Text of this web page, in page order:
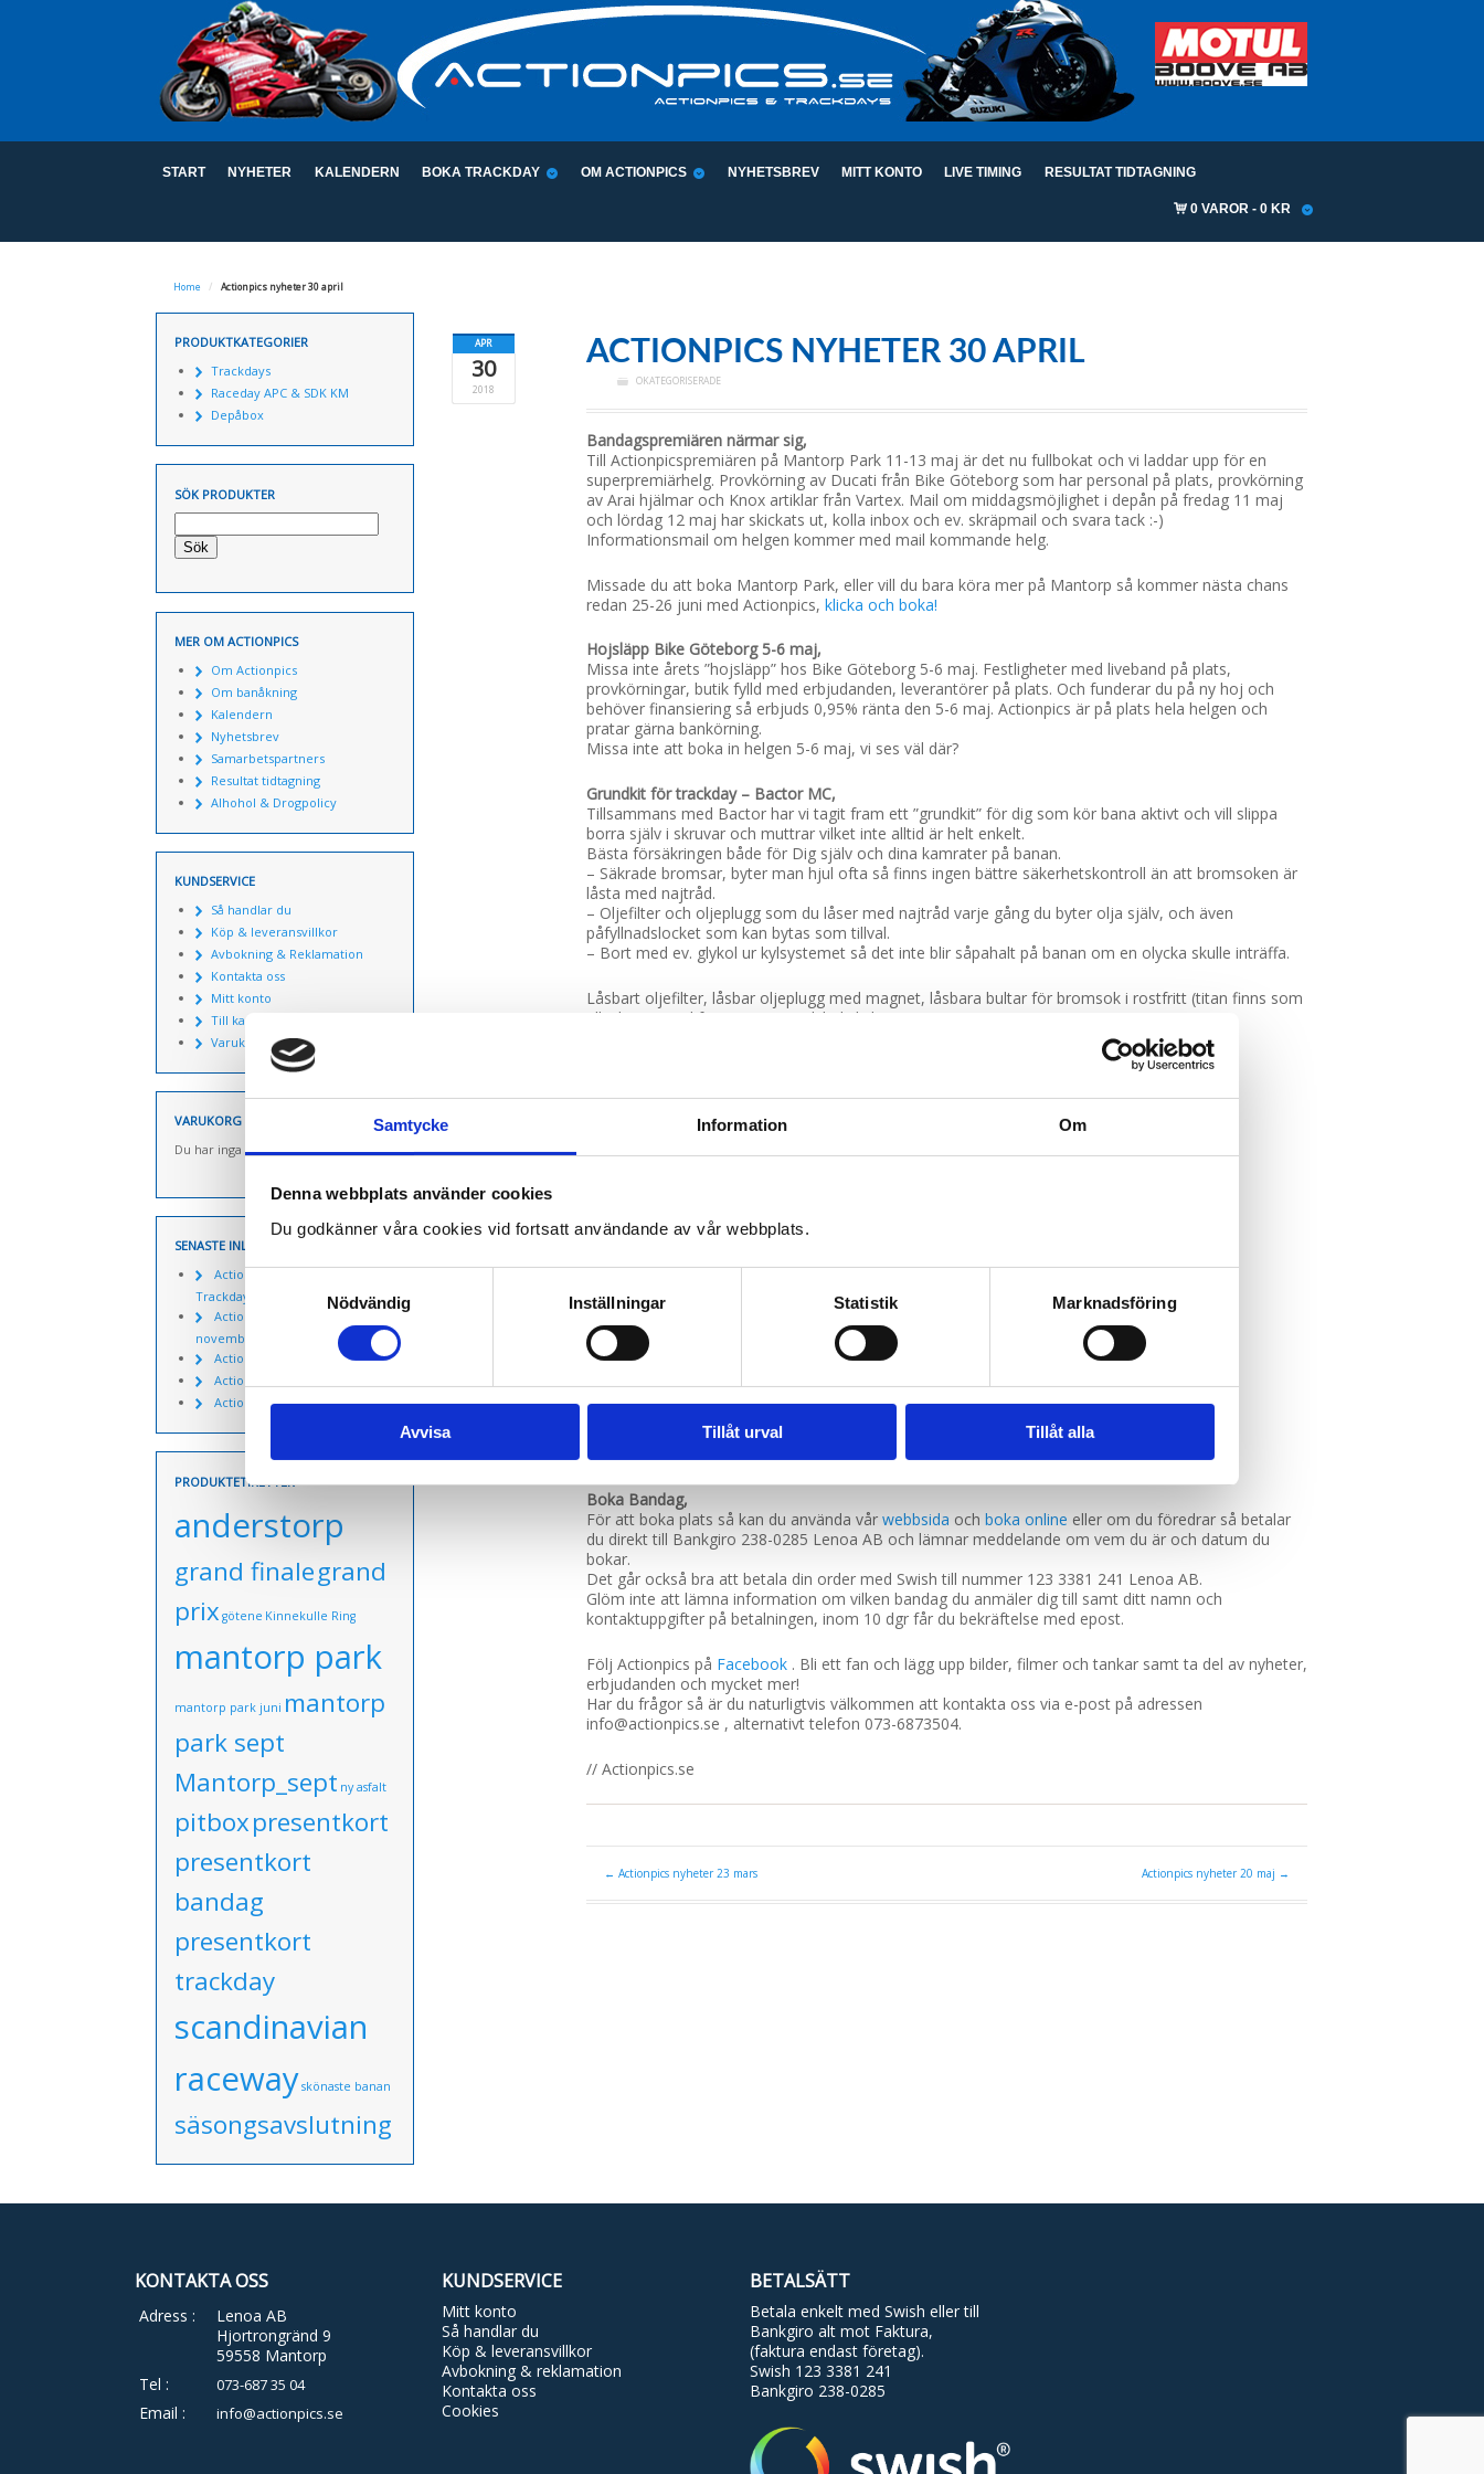
Samtycke Information Om
Denna webbplats använder cookies
Du godkänner våra cookies vid fortsatt användande av vår webbplats.
Nödvändig
Inställningar Statistik Marknadsföring
Avvisa Tillåt urval Tillåt alla
START NYHETER KALENDERN BOKA TRACKDAY OM ACTIONPICS NYHETSBREV MITT KONTO LIVE TIMING RESULTAT TIDTAGNING
0 VAROR 0 KR
Home / Actionpics nyheter 30 april
APR
30
2018
ACTIONPICS NYHETER 30 APRIL
OKATEGORISERADE
Bandagspremiären närmar sig,
Till Actionpicspremiären på Mantorp Park 11-13 maj är det nu fullbokat och vi laddar upp för en
superpremiärhelg. Provkörning av Ducati från Bike Göteborg som har personal på plats, provkörning
av Arai hjälmar och Knox artiklar från Vartex. Mail om middagsmöjlighet i depån på fredag 11 maj
och lördag 12 maj har skickats ut, kolla inbox och ev. skräpmail och svara tack :-)
Informationsmail om helgen kommer med mail kommande helg.
Missade du att boka Mantorp Park, eller vill du bara köra mer på Mantorp så kommer nästa chans
redan 25-26 juni med Actionpics,klicka och boka!
Hojsläpp Bike Göteborg 5-6 maj,
Missa inte årets ”hojsläpp” hos Bike Göteborg 5-6 maj. Festligheter med liveband på plats,
provkörningar, butik fylld med erbjudanden, leverantörer på plats. Och funderar du på ny hoj och
behöver finansiering så erbjuds 0,95% ränta den 5-6 maj. Actionpics är på plats hela helgen och
pratar gärna bankörning.
Missa inte att boka in helgen 5-6 maj, vi ses väl där?
Grundkit för trackday – Bactor MC,
Tillsammans med Bactor har vi tagit fram ett ”grundkit” för dig som kör bana aktivt och vill slippa
borra själv i skruvar och muttrar vilket inte alltid är helt enkelt.
Bästa försäkringen både för Dig själv och dina kamrater på banan.
– Säkrade bromsar, byter man hjul ofta så finns ingen bättre säkerhetskontroll än att bromsoken är
låsta med najtråd.
– Oljefilter och oljeplugg som du låser med najtråd varje gång du byter olja själv, och även
påfyllnadslocket som kan bytas som tillval.
– Bort med ev. glykol ur kylsystemet så det inte blir såpahalt på banan om en olycka skulle inträffa.
Låsbart oljefilter, låsbar oljeplugg med magnet, låsbara bultar för bromsok i rostfritt (titan finns som
tillval), MoCool för att ersätta glykol i kylsystemet.
Obs! MoCool innehåller inte frostskydd om din mc förvaras där risk för frysgrader uppstår!
Klicka på bilden nedan för att beställa.
Actionpics KALENDERN 2018,
– Gelleråsen 6 juni – Ducati Sverige – Nästan fullbokat!
– Mantorp Park 25-26 Juni
– Gelleråsen 12-13 Juli – Fåtal platser kvar!
– Kinnekulle 19-20 Juli – Fåtal platser kvar!
– Mantorp Park 30-31 Aug
Varmt välkomna till Actionpics 2018,
Come Join us, Come Train with us, Come Race with us, Come Feel alive with us.
Boka Bandag,
För att boka plats så kan du använda vårwebbsida ochboka online eller om du föredrar så betalar
du direkt till Bankgiro 238-0285 Lenoa AB och lämnar meddelande om vem du är och datum du
bokar.
Det går också bra att betala din order med Swish till nummer 123 3381 241 Lenoa AB.
Glöm inte att lämna information om vilken bandag du anmäler dig till samt ditt namn och
kontaktuppgifter på betalningen, inom 10 dgr får du bekräftelse med epost.
Följ Actionpics på Facebook . Bli ett fan och lägg upp bilder, filmer och tankar samt ta del av nyheter,
erbjudanden och mycket mer!
Har du frågor så är du naturligtvis välkommen att kontakta oss via e-post på adressen
info@actionpics.se , alternativt telefon 073-6873504.
// Actionpics.se
← Actionpics nyheter 23 mars Actionpics nyheter 20 maj →
PRODUKTKATEGORIER
Trackdays
Raceday APC & SDK KM
Depåbox
SÖK PRODUKTER
Sök
MER OM ACTIONPICS
Om Actionpics
Om banåkning
Kalendern
Nyhetsbrev
Samarbetspartners
Resultat tidtagning
Alhohol & Drogpolicy
KUNDSERVICE
Så handlar du
Köp & leveransvillkor
Avbokning & Reklamation
Kontakta oss
Mitt konto
Till kassan
Varukorg
VARUKORG
Du har inga produkter i varukorgen.
SENASTE INLÄGGEN
Actionpics 20 mars 2026 –
Trackday Alliance säsongen 2026
Actionpics nyheter 27
november
Actionpics nyheter 15 aug
Actionpics nyheter 3 nov
Actionpics nyheter 20 mars
PRODUKTETIKETTER
anderstorp
grand finalegrand
prix götene Kinnekulle Ring
mantorp park
mantorp park juni mantorp
park sept
Mantorp_sept ny asfalt
pitboxpresentkort
presentkort
bandag
presentkort
trackday
scandinavian
racewayskönaste banan
säsongsavslutning
KONTAKTA OSS
Adress :
Lenoa AB
Hjortrongränd 9
59558 Mantorp
Tel :
073-687 35 04
Email : info@actionpics.se
KUNDSERVICE
Mitt konto
Så handlar du
Köp & leveransvillkor
Avbokning & reklamation
Kontakta oss
Cookies
BETALSÄTT
Betala enkelt med Swish eller till
Bankgiro alt mot Faktura,
(faktura endast företag).
Swish 123 3381 241
Bankgiro 238-0285